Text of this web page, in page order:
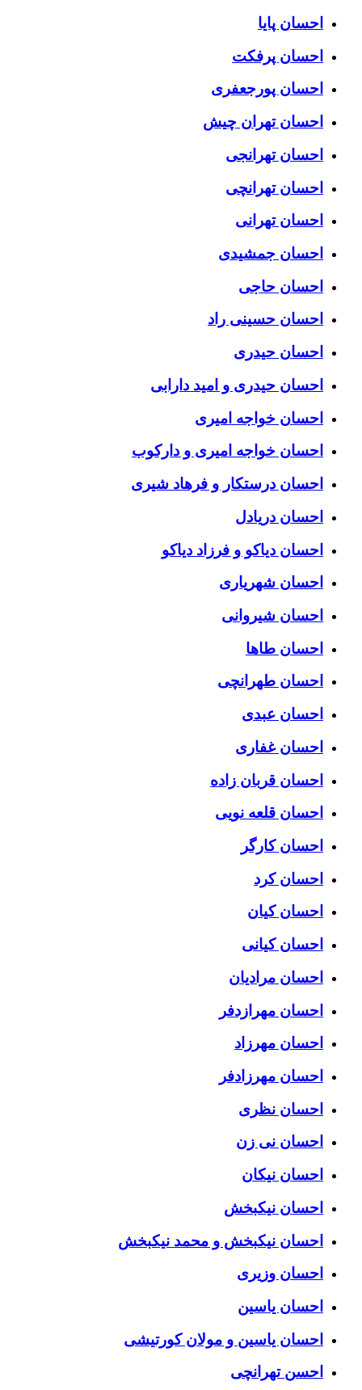
احسان پایا
احسان پرفکت
احسان پورجعفری
احسان تهران چیش
احسان تهرانجی
احسان تهرانچی
احسان تهرانی
احسان جمشیدی
احسان حاجی
احسان حسینی راد
احسان حیدری
احسان حیدری و امید دارابی
احسان خواجه امیری
احسان خواجه امیری و دارکوب
احسان درستكار و فرهاد شيرى
احسان دریادل
احسان دیاکو و فرزاد دیاکو
احسان شهریاری
احسان شیروانی
احسان طاها
احسان طهرانچی
احسان عبدی
احسان غفاری
احسان قربان زاده
احسان قلعه نویی
احسان کارگر
احسان کرد
احسان کیان
احسان کیانی
احسان مرادیان
احسان مهرازدفر
احسان مهرزاد
احسان مهرزادفر
احسان نظری
احسان نی زن
احسان نیکان
احسان نیکبخش
احسان نیکبخش و محمد نیکبخش
احسان وزیری
احسان یاسین
احسان یاسین و مولان کورتیشی
احسن تهرانچی